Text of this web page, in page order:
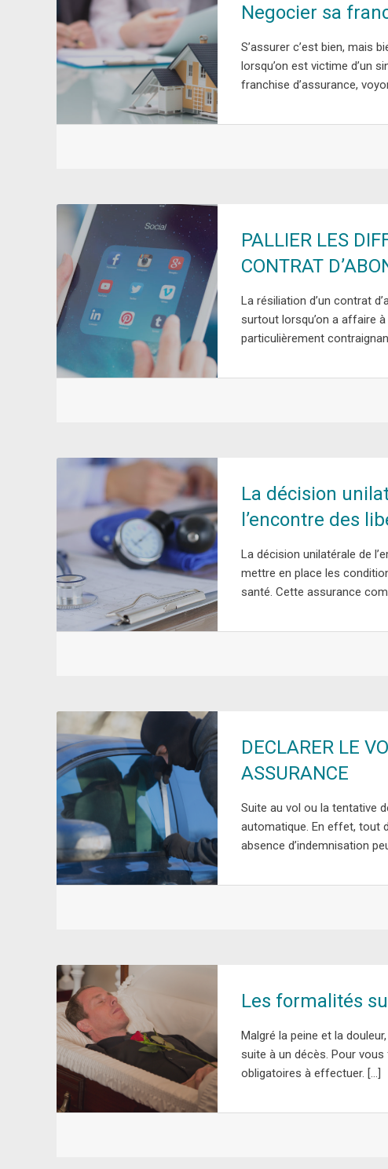
Negocier sa
S’assurer c’est bien, mais
lorsqu’on est victime d’un
franchise d’assurance,
PALLIER LES
CONTRAT
La résiliation d’un contrat
surtout lorsqu’on a affaire
particulièrement
La décision
l’encontre des
La décision unilatérale de
mettre en place les
santé. Cette assurance
DECLARER LE
ASSURANCE
Suite au vol ou la tentative
automatique. En effet, tout
absence d’indemnisation
Les formalités
Malgré la peine et la
suite à un décès. Pour
obligatoires à effectuer. […]